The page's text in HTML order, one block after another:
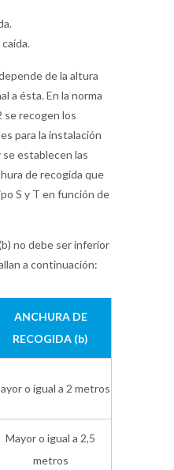
de la altura
a ésta. En la norma
se recogen los
para la instalación
establecen las
de recogida que
S y T en función de
no debe ser inferior
a continuación:
ANCHURA DE
RECOGIDA (b)
o igual a 2 metros
Mayor o igual a 2,5
metros